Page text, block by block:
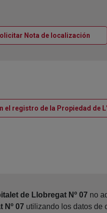
Nota de localización
el registro de la Propiedad de
de Llobregat Nº 07 no
Nº 07 utilizando los datos de